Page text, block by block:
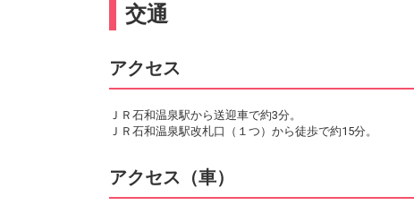
交通
アクセス
ＪＲ石和温泉駅から送迎車で約3分。
ＪＲ石和温泉駅改札口（１つ）から徒歩で約15分。
アクセス（車）